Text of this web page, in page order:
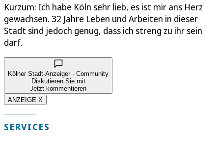
Kurzum: Ich habe Köln sehr lieb, es ist mir ans Herz
gewachsen. 32 Jahre Leben und Arbeiten in dieser
Stadt sind jedoch genug, dass ich streng zu ihr sein
darf.
Kölner Stadt-Anzeiger · Community
Diskutieren Sie mit
Jetzt kommentieren
ANZEIGE X
SERVICES